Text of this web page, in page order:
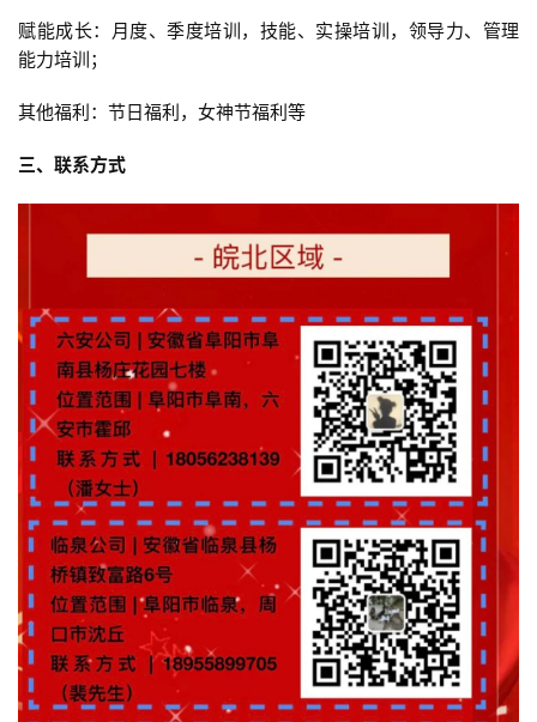
赋能成长：月度、季度培训，技能、实操培训，领导力、管理
能力培训；
其他福利：节日福利，女神节福利等
三、联系方式